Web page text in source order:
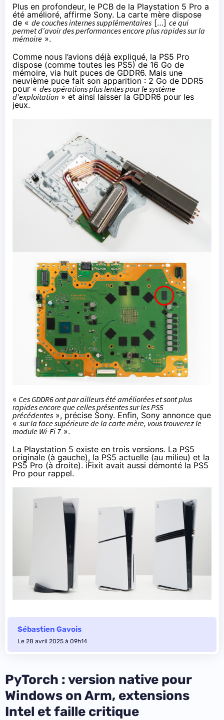
Plus en profondeur, le PCB de la Playstation 5 Pro a
été amélioré, affirme Sony. La carte mère dispose
de « de couches internes supplémentaires […] ce qui
permet d’avoir des performances encore plus rapides sur la
mémoire ».
Comme nous l’avions déjà expliqué, la PS5 Pro
dispose (comme toutes les PS5) de 16 Go de
mémoire, via huit puces de GDDR6. Mais une
neuvième puce fait son apparition : 2 Go de DDR5
pour « des opérations plus lentes pour le système
d’exploitation » et ainsi laisser la GDDR6 pour les
jeux.
« Ces GDDR6 ont par ailleurs été améliorées et sont plus
rapides encore que celles présentes sur les PS5
précédentes », précise Sony. Enfin, Sony annonce que
« sur la face supérieure de la carte mère, vous trouverez le
module Wi-Fi 7».
La Playstation 5 existe en trois versions. La PS5
originale (à gauche), la PS5 actuelle (au milieu) et la
PS5 Pro (à droite). iFixit avait aussi démonté la PS5
Pro pour rappel.
Sébastien Gavois
Le 28 avril 2025 à 09h14
PyTorch : version native pour
Windows on Arm, extensions
Intel et faille critique